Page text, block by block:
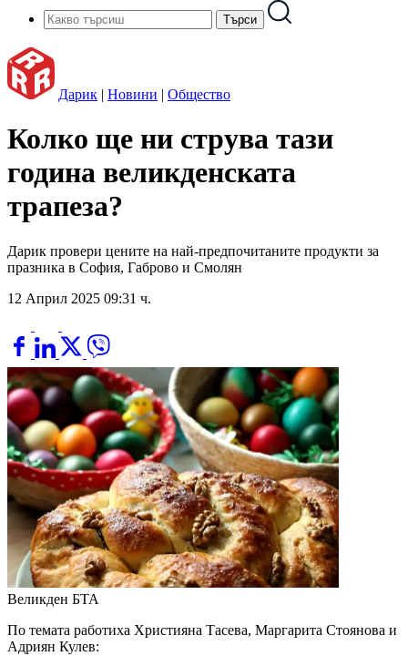
Дарик | Новини | Общество
Колко ще ни струва тази
година великденската
трапеза?
Дарик провери цените на най-предпочитаните продукти за
празника в София, Габрово и Смолян
12 Април 2025 09:31 ч.
Великден БТА
По темата работиха Християна Тасева, Маргарита Стоянова и
Адриян Кулев: